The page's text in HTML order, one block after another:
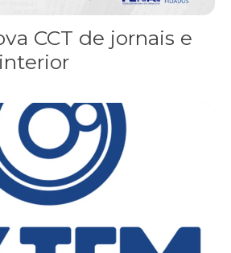
CCT de jornais e
à TV TEM, denunciada de cometer